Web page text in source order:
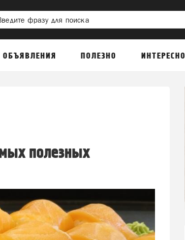
ОБЪЯВЛЕНИЯ ПОЛЕЗНО ИНТЕРЕСНО
полезных